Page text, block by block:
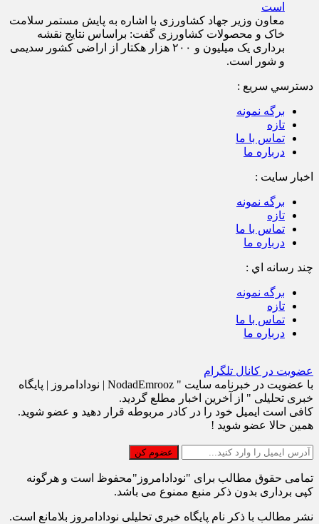
است
معاون وزیر جهاد کشاورزی با اشاره به پایش مستمر سلامت
خاک و محصولات کشاورزی گفت: براساس نتایج نقشه
برگه نمونه
تازه
تماس با ما
برگه نمونه
تازه
تماس با ما
برگه نمونه
تازه
تماس با ما
عضویت در کانال تلگرام
خبری تحلیلی " از آخرین اخبار مطلع گردید.
کافی است ایمیل خود را در کادر مربوطه قرار دهید و عضو شوید.
تمامی حقوق مطالب برای "نودادامروز"محفوظ است و هرگونه